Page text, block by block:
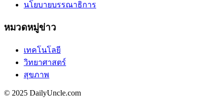
นโยบายบรรณาธิการ
หมวดหมู่ข่าว
เทคโนโลยี
วิทยาศาสตร์
สุขภาพ
© 2025 DailyUncle.com